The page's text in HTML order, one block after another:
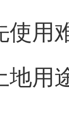
使用
地用